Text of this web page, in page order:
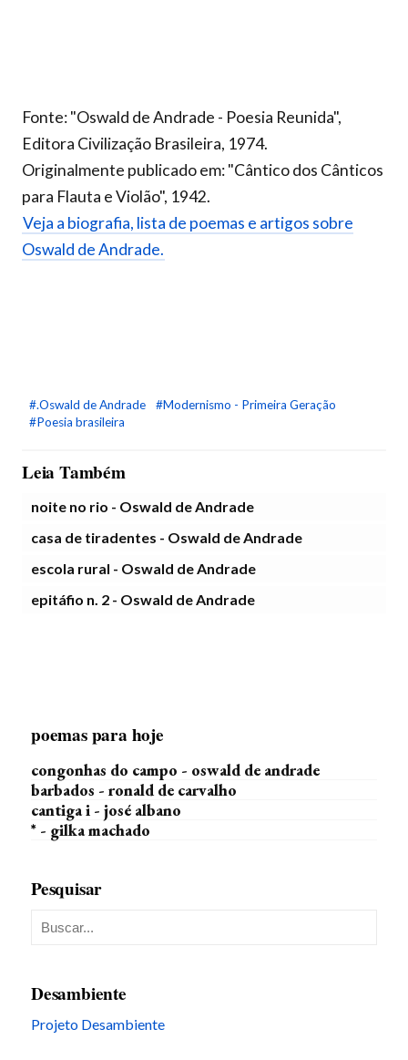
Fonte: "Oswald de Andrade - Poesia Reunida",
Editora Civilização Brasileira, 1974.
Originalmente publicado em: "Cântico dos Cânticos
para Flauta e Violão", 1942.
Veja a biografia, lista de poemas e artigos sobre
Oswald de Andrade.
#.Oswald de Andrade
#Modernismo - Primeira Geração
#Poesia brasileira
Leia Também
noite no rio - Oswald de Andrade
casa de tiradentes - Oswald de Andrade
escola rural - Oswald de Andrade
epitáfio n. 2 - Oswald de Andrade
poemas para hoje
congonhas do campo - oswald de andrade
barbados - ronald de carvalho
cantiga i - josé albano
* - gilka machado
Pesquisar
Desambiente
Projeto Desambiente